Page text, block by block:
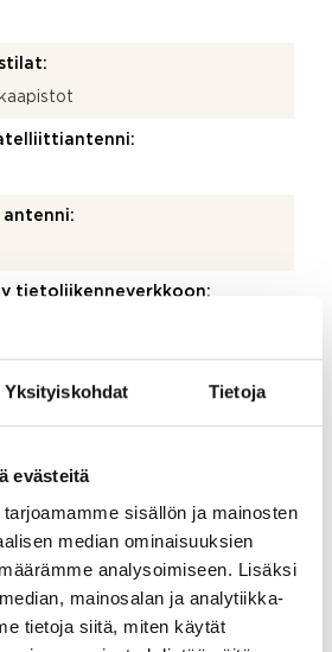
Yksityiskohdat Tietoja
evästeitä
sisällön ja mainosten
median ominaisuuksien
analysoimiseen. Lisäksi
mainosalan ja analytiikka-
tietoja siitä, miten käytät
antenni:
tietoliikenneverkkoon:
uusittu. 2026 Uusittu
ja valaistus.